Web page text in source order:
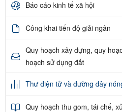
Báo cáo kinh tế xã hội
Công khai tiến độ giải ngân
Quy hoạch xây dựng, quy
hoạch sử dụng đất
Thư điện tử và đường dây
Quy hoạch thu gom, tái chế,